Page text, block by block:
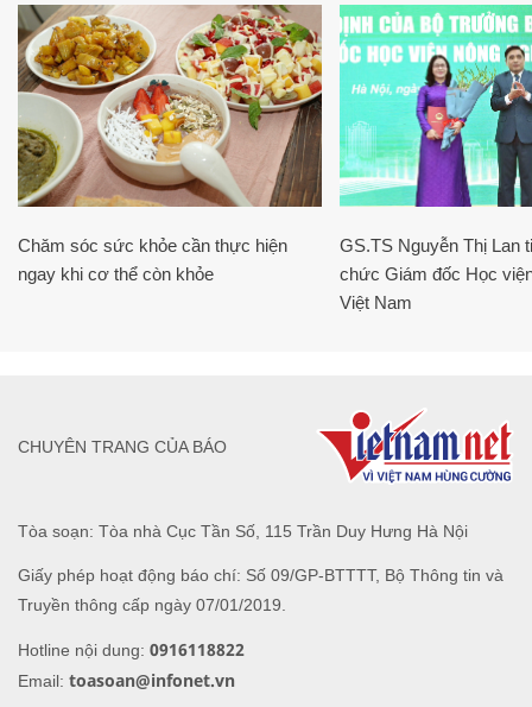
Chăm sóc sức khỏe cần thực hiện
ngay khi cơ thể còn khỏe
GS.TS Nguyễn Thị Lan
chức Giám đốc Học
Việt Nam
Tòa soạn: Tòa nhà Cục Tần Số, 115 Trần Duy Hưng Hà Nội
Giấy phép hoạt động báo chí: Số 09/GP-BTTTT, Bộ Thông tin và
Truyền thông cấp ngày 07/01/2019.
Hotline nội dung: 0916118822
Email: toasoan@infonet.vn
CHUYÊN TRANG CỦA BÁO